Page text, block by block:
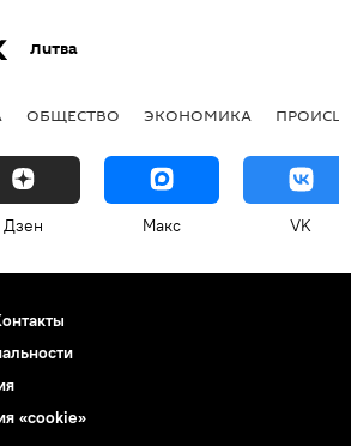
Литва
ОБЩЕСТВО ЭКОНОМИКА
Дзен Макс VK
«cookie»